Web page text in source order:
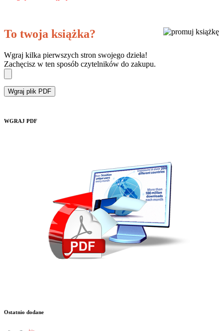
To twoja książka?
Wgraj kilka pierwszych stron swojego dzieła!
Zachęcisz w ten sposób czytelników do zakupu.
Wgraj plik PDF
WGRAJ PDF
Ostatnio dodane